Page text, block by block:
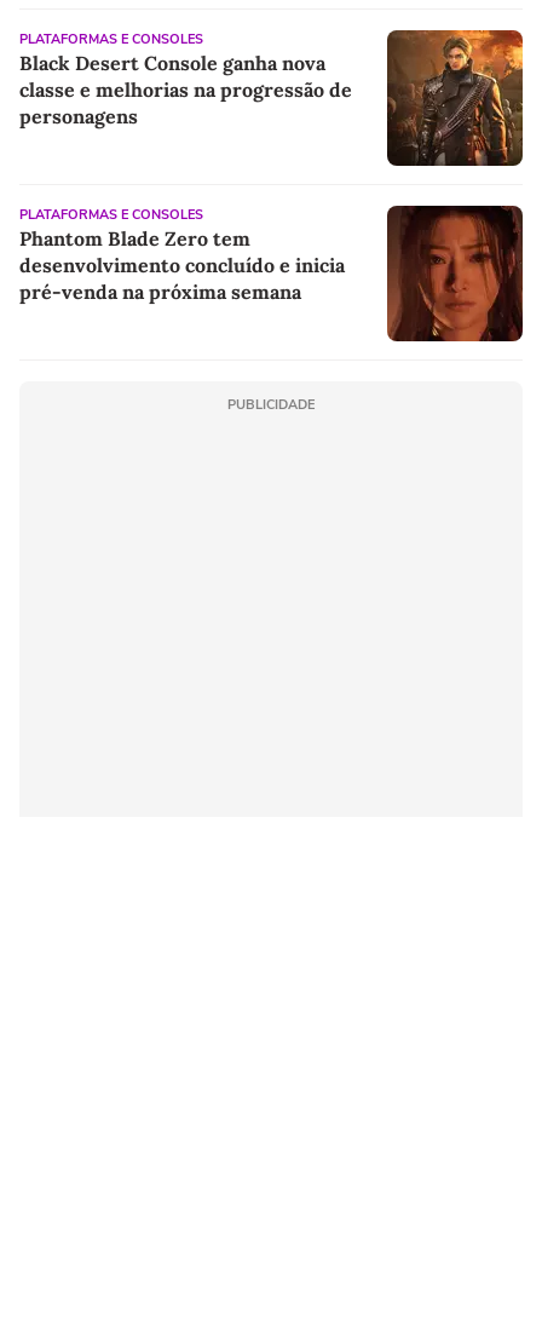
PLATAFORMAS E CONSOLES
Black Desert Console ganha nova
classe e melhorias na progressão de
personagens
PLATAFORMAS E CONSOLES
Phantom Blade Zero tem
desenvolvimento concluído e inicia
pré-venda na próxima semana
PUBLICIDADE